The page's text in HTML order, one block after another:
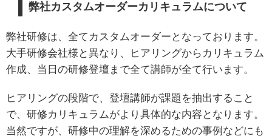
弊社カスタムオーダーカリキュラムについて
弊社研修は、全てカスタムオーダーとなっております。
大手研修会社様と異なり、ヒアリングからカリキュラム
作成、当日の研修登壇まで全て講師が全て行います。
ヒアリングの段階で、登壇講師が課題を抽出すること
で、研修カリキュラムがより具体的な内容となります。
当然ですが、研修中の理解を深めるための事例などにも